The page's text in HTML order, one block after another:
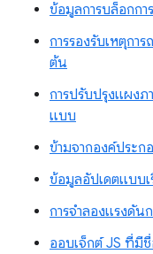
ข้อมูลการบล็อกก
การรองรับเหตุก
ต้น
การปรับปรุงแผง
แบบ
ข้ามจากองค์ประ
ข้อมูลอัปเดตแบบ
การจำลองแรงดัน
ออบเจ็กต์ JS ที่มี